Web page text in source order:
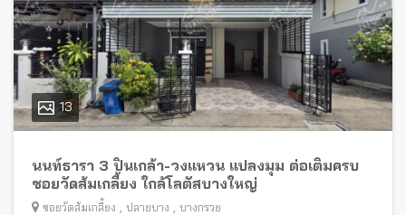
13
นนท์ธารา 3 ปิ่นเกล้า-วงแหวน แปลงมุม ต่อเติมครบ
ซอยวัดส้มเกลี้ยง ใกล้โลตัสบางใหญ่
ซอยวัดส้มเกลี้ยง ปลายบาง บางกรวย